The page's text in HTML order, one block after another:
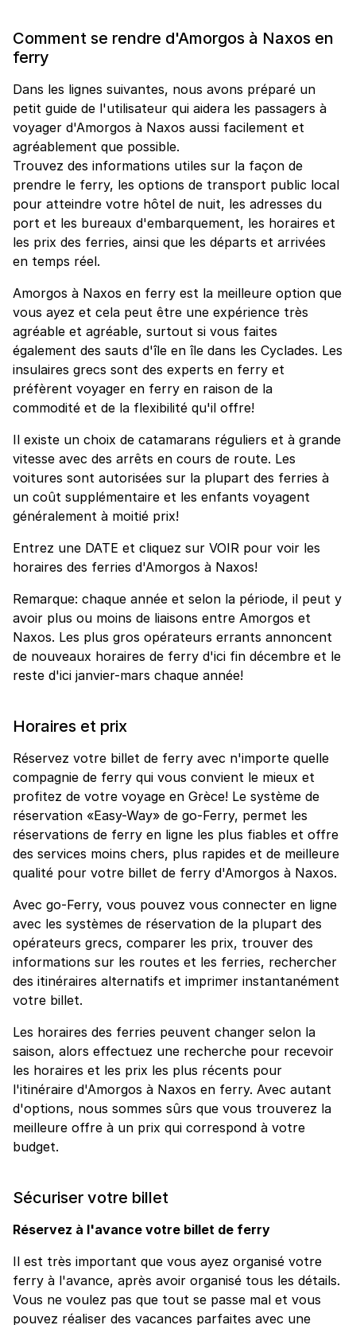
Comment se rendre d'Amorgos à Naxos en
ferry
Dans les lignes suivantes, nous avons préparé un
petit guide de l'utilisateur qui aidera les passagers à
voyager d'Amorgos à Naxos aussi facilement et
agréablement que possible.
Trouvez des informations utiles sur la façon de
prendre le ferry, les options de transport public local
pour atteindre votre hôtel de nuit, les adresses du
port et les bureaux d'embarquement, les horaires et
les prix des ferries, ainsi que les départs et arrivées
en temps réel.
Amorgos à Naxos en ferry est la meilleure option que
vous ayez et cela peut être une expérience très
agréable et agréable, surtout si vous faites
également des sauts d'île en île dans les Cyclades. Les
insulaires grecs sont des experts en ferry et
préfèrent voyager en ferry en raison de la
commodité et de la flexibilité qu'il offre!
Il existe un choix de catamarans réguliers et à grande
vitesse avec des arrêts en cours de route. Les
voitures sont autorisées sur la plupart des ferries à
un coût supplémentaire et les enfants voyagent
généralement à moitié prix!
Entrez une DATE et cliquez sur VOIR pour voir les
horaires des ferries d'Amorgos à Naxos!
Remarque: chaque année et selon la période, il peut y
avoir plus ou moins de liaisons entre Amorgos et
Naxos. Les plus gros opérateurs errants annoncent
de nouveaux horaires de ferry d'ici fin décembre et le
reste d'ici janvier-mars chaque année!
Horaires et prix
Réservez votre billet de ferry avec n'importe quelle
compagnie de ferry qui vous convient le mieux et
profitez de votre voyage en Grèce! Le système de
réservation «Easy-Way» de go-Ferry, permet les
réservations de ferry en ligne les plus fiables et offre
des services moins chers, plus rapides et de meilleure
qualité pour votre billet de ferry d'Amorgos à Naxos.
Avec go-Ferry, vous pouvez vous connecter en ligne
avec les systèmes de réservation de la plupart des
opérateurs grecs, comparer les prix, trouver des
informations sur les routes et les ferries, rechercher
des itinéraires alternatifs et imprimer instantanément
votre billet.
Les horaires des ferries peuvent changer selon la
saison, alors effectuez une recherche pour recevoir
les horaires et les prix les plus récents pour
l'itinéraire d'Amorgos à Naxos en ferry. Avec autant
d'options, nous sommes sûrs que vous trouverez la
meilleure offre à un prix qui correspond à votre
budget.
Sécuriser votre billet
Réservez à l'avance votre billet de ferry
Il est très important que vous ayez organisé votre
ferry à l'avance, après avoir organisé tous les détails.
Vous ne voulez pas que tout se passe mal et vous
pouvez réaliser des vacances parfaites avec une